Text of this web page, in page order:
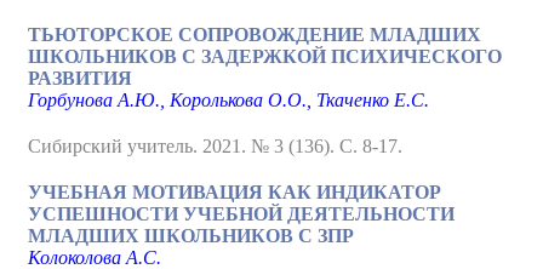
ТЬЮТОРСКОЕ СОПРОВОЖДЕНИЕ МЛАДШИХ
ШКОЛЬНИКОВ С ЗАДЕРЖКОЙ ПСИХИЧЕСКОГО
РАЗВИТИЯ
Горбунова А.Ю., Королькова О.О., Ткаченко Е.С.
Сибирский учитель. 2021. № 3 (136). С. 8-17.
УЧЕБНАЯ МОТИВАЦИЯ КАК ИНДИКАТОР
УСПЕШНОСТИ УЧЕБНОЙ ДЕЯТЕЛЬНОСТИ
МЛАДШИХ ШКОЛЬНИКОВ С ЗПР
Колоколова А.С.